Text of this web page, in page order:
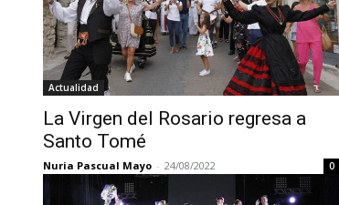
Actualidad
La Virgen del Rosario regresa a
Santo Tomé
Nuria Pascual Mayo - 24/08/2022 0